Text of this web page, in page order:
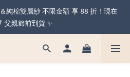
純棉雙層紗 不限金額 享 88 折！現在
父親節前到貨 ✨
純棉雙層紗 不限金額 享 88 折！現在
父親節前到貨 ✨
列 預購 88 折 好評延長 ⚡️ 把握最後下